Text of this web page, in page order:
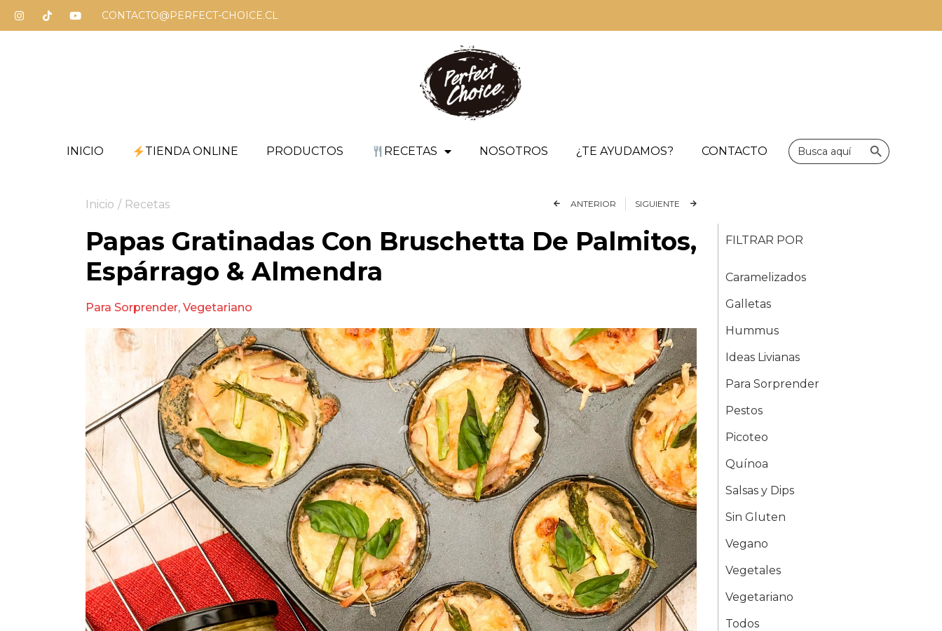
CONTACTO@PERFECT-CHOICE.CL
INICIO TIENDA ONLINE PRODUCTOS RECETAS NOSOTROS ¿TE AYUDAMOS? CONTACTO
Buscar: Botón de
Inicio / Recetas ANTERIOR SIGUIENTE
Papas Gratinadas Con Bruschetta De Palmitos,
Espárrago & Almendra
Para Sorprender, Vegetariano
FILTRAR POR
Caramelizados
Galletas
Hummus
Ideas Livianas
Para Sorprender
Pestos
Picoteo
Quínoa
Salsas y Dips
Sin Gluten
Vegano
Vegetales
Vegetariano
Todos